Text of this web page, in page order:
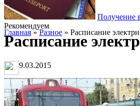
Получение
Рекомендуем
Главная»Разное » Расписание
Расписание
9.03.2015